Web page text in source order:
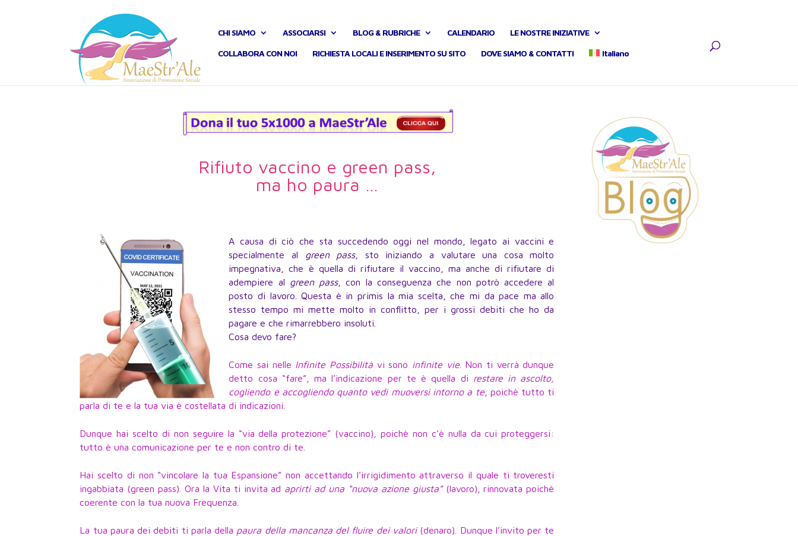
CHI SIAMO ASSOCIARSI BLOG & RUBRICHE CALENDARIO LE NOSTRE INIZIATIVE
COLLABORA CON NOI RICHIESTA LOCALI E INSERIMENTO SU SITO DOVE SIAMO & CONTATTI Italiano
Rifiuto vaccino e green pass,
ma ho paura …
A causa di ciò che sta succedendo oggi nel mondo, legato ai vaccini e
specialmente al green pass, sto iniziando a valutare una cosa molto
impegnativa, che è quella di rifiutare il vaccino, ma anche di rifiutare di
adempiere al green pass, con la conseguenza che non potrò accedere al
posto di lavoro. Questa è in primis la mia scelta, che mi da pace ma allo
stesso tempo mi mette molto in conflitto, per i grossi debiti che ho da
pagare e che rimarrebbero insoluti.
Cosa devo fare?
Come sai nelle Infinite Possibilità vi sono infinite vie. Non ti verrà dunque
detto cosa “fare”, ma l’indicazione per te è quella di restare in ascolto,
cogliendo e accogliendo quanto vedi muoversi intorno a te, poichè tutto ti
parla di te e la tua via è costellata di indicazioni.
Dunque hai scelto di non seguire la “via della protezione” (vaccino), poichè non c’è nulla da cui proteggersi:
tutto è una comunicazione per te e non contro di te.
Hai scelto di non “vincolare la tua Espansione” non accettando l’irrigidimento attraverso il quale ti troveresti
ingabbiata (green pass). Ora la Vita ti invita ad aprirti ad una “nuova azione giusta”(lavoro), rinnovata poichè
coerente con la tua nuova Frequenza.
La tua paura dei debiti ti parla della paura della mancanza del fluire dei valori(denaro). Dunque l’invito per te